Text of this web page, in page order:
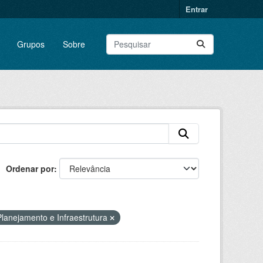
Entrar
Grupos Sobre
Ordenar por
e Infraestrutura